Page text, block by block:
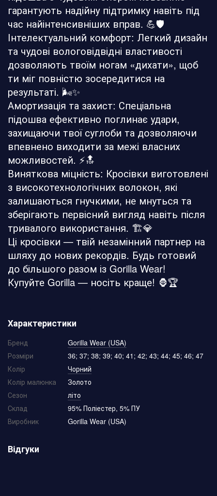
гарантують надійну підтримку навіть під
час найінтенсивніших вправ. 💪🛡️
Інтелектуальний комфорт: Легкий дизайн
та чудові вологовідвідні властивості
дозволяють твоїм ногам «дихати», щоб
ти міг повністю зосередитися на
результаті. 🌬️✨
Амортизація та захист: Спеціальна
підошва ефективно поглинає удари,
захищаючи твої суглоби та дозволяючи
впевнено виходити за межі власних
можливостей. ⚡🔝
Виняткова міцність: Кросівки виготовлені
з високотехнологічних волокон, які
залишаються гнучкими, не мнуться та
зберігають первісний вигляд навіть після
тривалого використання. 🏗️💎
Ці кросівки — твій незамінний партнер на
шляху до нових рекордів. Будь готовий
до більшого разом із Gorilla Wear!
Купуйте Gorilla — носіть краще! 🦍🏆
Характеристики
Бренд
Gorilla Wear (USA)
Розміри
36; 37; 38; 39; 40; 41; 42; 43; 44; 45; 46; 47
Колір
Чорний
Колір малюнка
Золото
Сезон
літо
Склад
95% Поліестер, 5% ПУ
Виробник
Gorilla Wear (USA)
Відгуки